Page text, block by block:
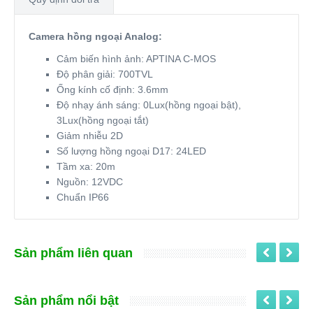
Camera hồng ngoại Analog:
Cảm biến hình ảnh: APTINA C-MOS
Độ phân giải: 700TVL
Ống kính cố định: 3.6mm
Độ nhạy ánh sáng: 0Lux(hồng ngoại bật),
3Lux(hồng ngoại tắt)
Giảm nhiễu 2D
Số lượng hồng ngoại D17: 24LED
Tầm xa: 20m
Nguồn: 12VDC
Chuẩn IP66
Sản phẩm liên quan
Sản phẩm nổi bật